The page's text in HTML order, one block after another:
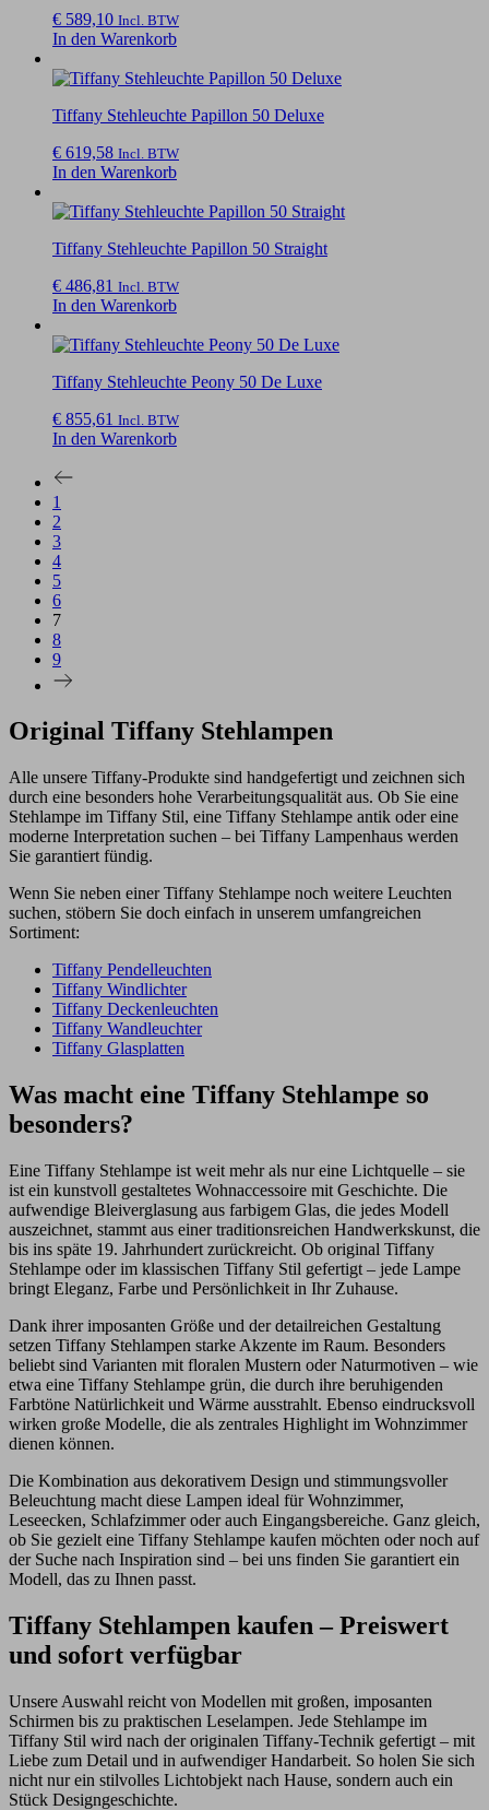
€ 589,10 Incl. BTW
In den Warenkorb
Tiffany Stehleuchte Papillon 50 Deluxe
€ 619,58 Incl. BTW
In den Warenkorb
Tiffany Stehleuchte Papillon 50 Straight
€ 486,81 Incl. BTW
In den Warenkorb
Tiffany Stehleuchte Peony 50 De Luxe
€ 855,61 Incl. BTW
In den Warenkorb
1
2
3
4
5
6
7
8
9
Original Tiffany Stehlampen
Alle unsere Tiffany-Produkte sind handgefertigt und zeichnen sich
durch eine besonders hohe Verarbeitungsqualität aus. Ob Sie eine
Stehlampe im Tiffany Stil, eine Tiffany Stehlampe antik oder eine
moderne Interpretation suchen – bei Tiffany Lampenhaus werden
Sie garantiert fündig.
Wenn Sie neben einer Tiffany Stehlampe noch weitere Leuchten
suchen, stöbern Sie doch einfach in unserem umfangreichen
Sortiment:
Tiffany Pendelleuchten
Tiffany Windlichter
Tiffany Deckenleuchten
Tiffany Wandleuchter
Tiffany Glasplatten
Was macht eine Tiffany Stehlampe so
besonders?
Eine Tiffany Stehlampe ist weit mehr als nur eine Lichtquelle – sie
ist ein kunstvoll gestaltetes Wohnaccessoire mit Geschichte. Die
aufwendige Bleiverglasung aus farbigem Glas, die jedes Modell
auszeichnet, stammt aus einer traditionsreichen Handwerkskunst, die
bis ins späte 19. Jahrhundert zurückreicht. Ob original Tiffany
Stehlampe oder im klassischen Tiffany Stil gefertigt – jede Lampe
bringt Eleganz, Farbe und Persönlichkeit in Ihr Zuhause.
Dank ihrer imposanten Größe und der detailreichen Gestaltung
setzen Tiffany Stehlampen starke Akzente im Raum. Besonders
beliebt sind Varianten mit floralen Mustern oder Naturmotiven – wie
etwa eine Tiffany Stehlampe grün, die durch ihre beruhigenden
Farbtöne Natürlichkeit und Wärme ausstrahlt. Ebenso eindrucksvoll
wirken große Modelle, die als zentrales Highlight im Wohnzimmer
dienen können.
Die Kombination aus dekorativem Design und stimmungsvoller
Beleuchtung macht diese Lampen ideal für Wohnzimmer,
Leseecken, Schlafzimmer oder auch Eingangsbereiche. Ganz gleich,
ob Sie gezielt eine Tiffany Stehlampe kaufen möchten oder noch auf
der Suche nach Inspiration sind – bei uns finden Sie garantiert ein
Modell, das zu Ihnen passt.
Tiffany Stehlampen kaufen – Preiswert
und sofort verfügbar
Unsere Auswahl reicht von Modellen mit großen, imposanten
Schirmen bis zu praktischen Leselampen. Jede Stehlampe im
Tiffany Stil wird nach der originalen Tiffany-Technik gefertigt – mit
Liebe zum Detail und in aufwendiger Handarbeit. So holen Sie sich
nicht nur ein stilvolles Lichtobjekt nach Hause, sondern auch ein
Stück Designgeschichte.